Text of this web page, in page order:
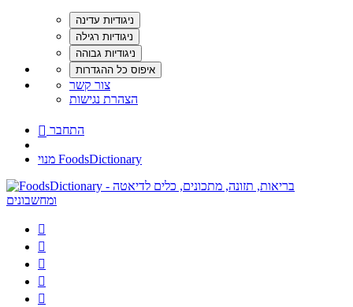
צור קשר
הצהרת נגישות
 התחבר
מנוי FoodsDictionary




